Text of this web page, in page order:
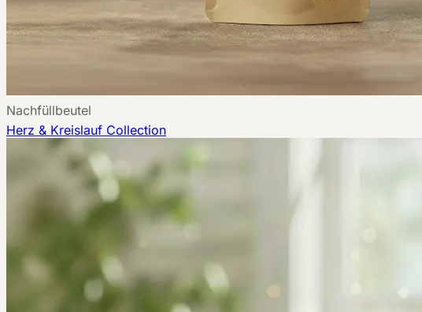
Nachfüllbeutel
Herz & Kreislauf Collection